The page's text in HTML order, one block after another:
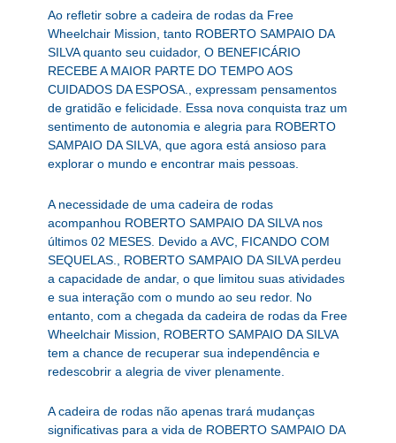
Ao refletir sobre a cadeira de rodas da Free
Wheelchair Mission, tanto ROBERTO SAMPAIO DA
SILVA quanto seu cuidador, O BENEFICÁRIO
RECEBE A MAIOR PARTE DO TEMPO AOS
CUIDADOS DA ESPOSA., expressam pensamentos
de gratidão e felicidade. Essa nova conquista traz um
sentimento de autonomia e alegria para ROBERTO
SAMPAIO DA SILVA, que agora está ansioso para
explorar o mundo e encontrar mais pessoas.
A necessidade de uma cadeira de rodas
acompanhou ROBERTO SAMPAIO DA SILVA nos
últimos 02 MESES. Devido a AVC, FICANDO COM
SEQUELAS., ROBERTO SAMPAIO DA SILVA perdeu
a capacidade de andar, o que limitou suas atividades
e sua interação com o mundo ao seu redor. No
entanto, com a chegada da cadeira de rodas da Free
Wheelchair Mission, ROBERTO SAMPAIO DA SILVA
tem a chance de recuperar sua independência e
redescobrir a alegria de viver plenamente.
A cadeira de rodas não apenas trará mudanças
significativas para a vida de ROBERTO SAMPAIO DA